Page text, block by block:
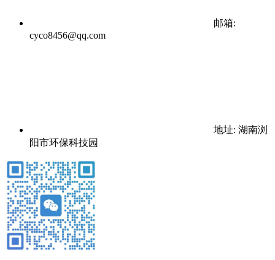
邮箱:
cyco8456@qq.com
地址: 湖南浏
阳市环保科技园